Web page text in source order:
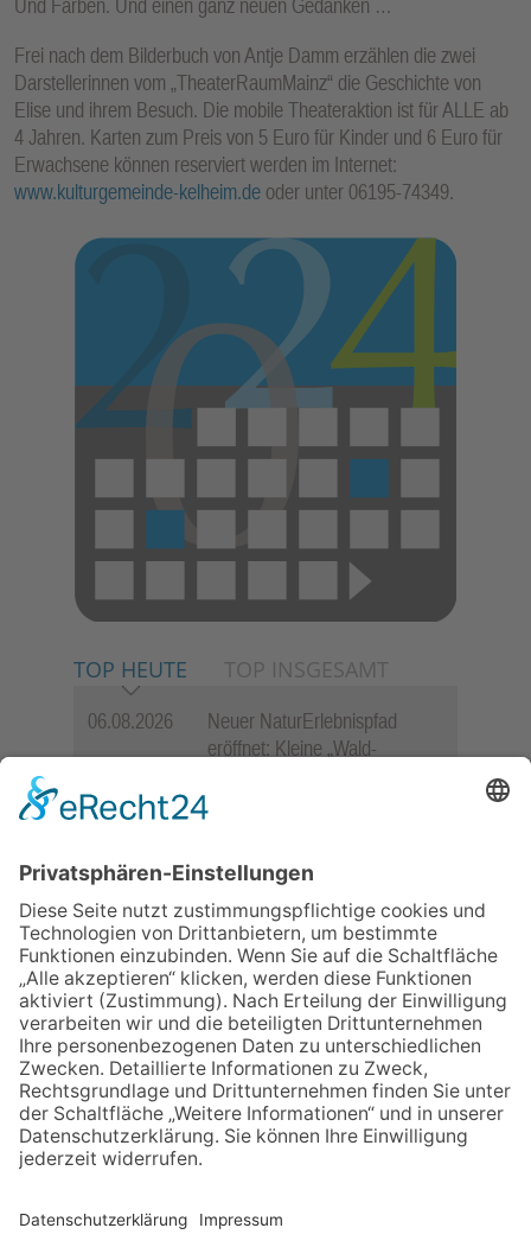
Und Farben. Und einen ganz neuen Gedanken …
Frei nach dem Bilderbuch von Antje Damm erzählen die zwei
Darstellerinnen vom „TheaterRaumMainz“ die Geschichte von
Elise und ihrem Besuch. Die mobile Theateraktion ist für ALLE ab
4 Jahren. Karten zum Preis von 5 Euro für Kinder und 6 Euro für
Erwachsene können reserviert werden im Internet:
www.kulturgemeinde-kelheim.de oder unter 06195-74349.
TOP HEUTE TOP INSGESAMT
06.08.2026
Neuer NaturErlebnispfad
eröffnet: Kleine „Wald-
die Zukunft der Stadt
Königstein
06.08.2026
Gewinnspiel zum Start ins
Schuljahr
06.08.2026
„Rock auf der Burg“ lässt
Königstein beben
06.08.2026
„Freundschaft, das ist wie
Heimat“ – Lions-Präsident
Jürgen Rohrmann setzt auf
Gemeinschaft und Bewährtes